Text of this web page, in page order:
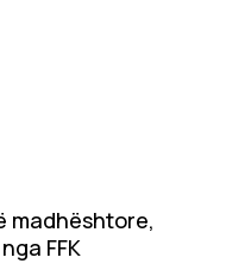
madhështore,
FFK